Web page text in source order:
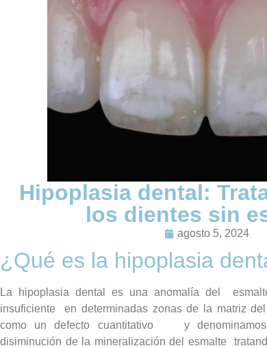
Hipoplasia dental:
los dientes sin
agosto 5, 2024
¿Qué es la hipoplasia
La hipoplasia dental es una anomalía del
insuficiente en determinadas zonas de la matriz
como un defecto cuantitativo y
disiminución de la mineralización del esmalte